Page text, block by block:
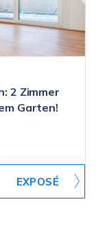
2 Zimmer
Garten!